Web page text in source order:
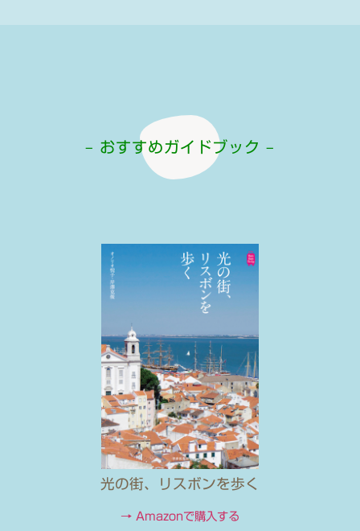
– おすすめガイドブック –
光の街、リスボンを歩く
→ Amazonで購入する